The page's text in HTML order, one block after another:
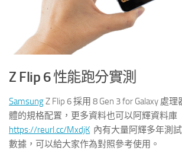
Z Flip 6性能跑分實測
SamsungZ Flip 6 採用 8 Gen 3 for Galaxy 處
體的規格配置，更多資料也可以阿輝資料庫
https://reurl.cc/MxdjK 內有大量阿輝多年測
數據，可以給大家作為對照參考使用。